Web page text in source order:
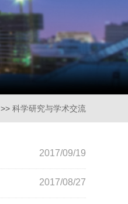
>> 科学研究与学术交流
2017/09/19
2017/08/27